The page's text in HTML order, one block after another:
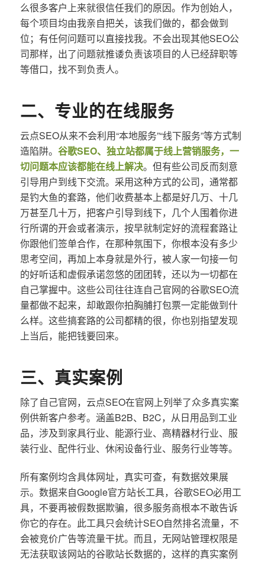
么很多客户上来就很信任我们的原因。作为创始人，
每个项目均由我亲自把关，该我们做的，都会做到
位；有任何问题可以直接找我。不会出现其他SEO公
司那样，出了问题就推诿负责该项目的人已经辞职等
等借口，找不到负责人。
二、专业的在线服务
云点SEO从来不会利用“本地服务”“线下服务”等方式制
造陷阱。 谷歌SEO、独立站都属于线上营销服务，一
切问题本应该都能在线上解决。但有些公司反而刻意
引导用户到线下交流。采用这种方式的公司，通常都
是钓大鱼的套路，他们收费基本上都是好几万、十几
万甚至几十万，把客户引导到线下，几个人围着你进
行所谓的开会或者演示，按早就制定好的流程套路让
你跟他们签单合作，在那种氛围下，你根本没有多少
思考空间，再加上本身就是外行，被人家一句接一句
的好听话和虚假承诺忽悠的团团转，还以为一切都在
自己掌握中。这些公司往往连自己官网的谷歌SEO流
量都做不起来，却敢跟你拍胸脯打包票一定能做到什
么样。这些搞套路的公司都精的很，你也别指望发现
上当后，能把钱要回来。
三、真实案例
除了自己官网，云点SEO在官网上列举了众多真实案
例供新客户参考。涵盖B2B、B2C，从日用品到工业
品，涉及到家具行业、能源行业、高精器材行业、服
装行业、配件行业、休闲设备行业、服务行业等等。
所有案例均含具体网址，真实可查，有数据效果展
示。数据来自Google官方站长工具，谷歌SEO必用工
具，不要再被假数据欺骗，很多服务商根本不敢告诉
你它的存在。此工具只会统计SEO自然排名流量，不
会被竞价广告等流量干扰。而且，无网站管理权限是
无法获取该网站的谷歌站长数据的，这样的真实案例